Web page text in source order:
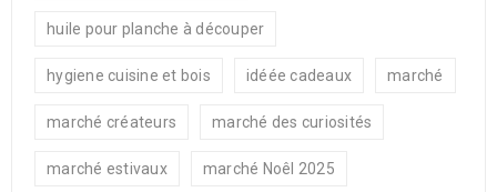
huile pour planche à découper
hygiene cuisine et bois idéée cadeaux marché
marché créateurs marché des curiosités
marché estivaux marché Noêl 2025